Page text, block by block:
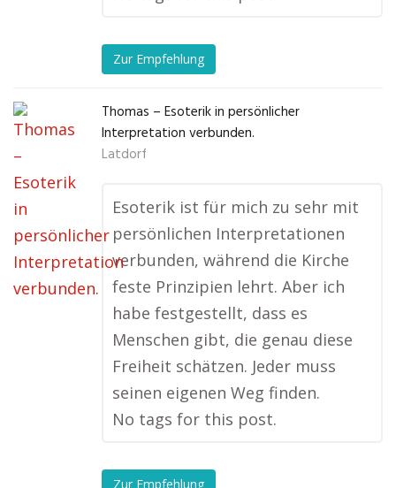
Zur Empfehlung
Thomas – Esoterik in persönlicher
Interpretation verbunden.
Latdorf
Esoterik ist für mich zu sehr mit
persönlichen Interpretationen
verbunden, während die Kirche
feste Prinzipien lehrt. Aber ich
habe festgestellt, dass es
Menschen gibt, die genau diese
Freiheit schätzen. Jeder muss
seinen eigenen Weg finden.
No tags for this post.
Zur Empfehlung